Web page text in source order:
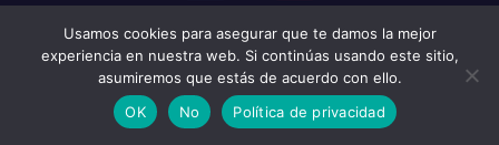
Funciona gracias a WordPress| Tema: Newsup deThemeansar
Usamos cookies para asegurar que te damos la mejor
experiencia en nuestra web. Si continúas usando este sitio,
asumiremos que estás de acuerdo con ello.
OK
No Política de privacidad